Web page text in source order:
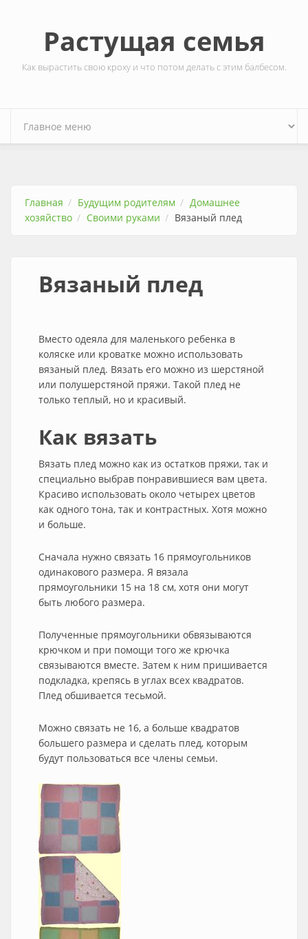
Растущая семья
Как вырастить свою кроху и что потом делать с этим балбесом.
Главная Будущим родителям
Домашнее
хозяйство
Своими руками Вязаный плед
Вязаный плед
Вместо одеяла для маленького ребенка в
коляске или кроватке можно использовать
вязаный плед. Вязать его можно из шерстяной
или полушерстяной пряжи. Такой плед не
только теплый, но и красивый.
Как вязать
Вязать плед можно как из остатков пряжи, так и
специально выбрав понравившиеся вам цвета.
Красиво использовать около четырех цветов
как одного тона, так и контрастных. Хотя можно
и больше.
Сначала нужно связать 16 прямоугольников
одинакового размера. Я вязала
прямоугольники 15 на 18 см, хотя они могут
быть любого размера.
Полученные прямоугольники обвязываются
крючком и при помощи того же крючка
связываются вместе. Затем к ним пришивается
подкладка, крепясь в углах всех квадратов.
Плед обшивается тесьмой.
Можно связать не 16, а больше квадратов
большего размера и сделать плед, которым
будут пользоваться все члены семьи.